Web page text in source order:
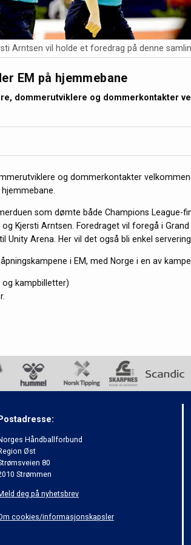
Arntsen vil holde et foredrag på denne
EM på hjemmebane
dommerutviklere og dommerkontakter
og dommerkontakter
som dømte både Champions League-
Kjersti Arntsen. Foredraget vil foregå i
Unity Arena. Her vil det også bli enkel servering.
i EM, med Norge i en av
kampbilletter)
Postadresse:
Håndballforbund
Øst
80
Strømmen
deg på nyhetsbrev
cookies/informasjonskapsler